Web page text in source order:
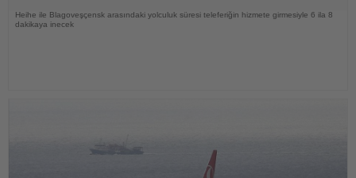
Heihe ile Blagoveşçensk arasındaki yolculuk süresi teleferiğin hizmete girmesiyle 6 ila 8
dakikaya inecek